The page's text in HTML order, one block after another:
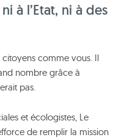
à l’Etat, ni à des
comme vous. Il
nombre grâce à
pas.
et écologistes, Le
de remplir la mission